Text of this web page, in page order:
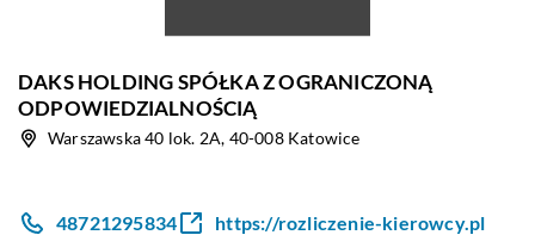
DAKS HOLDING SPÓŁKA Z OGRANICZONĄ
ODPOWIEDZIALNOŚCIĄ
Warszawska 40 lok. 2A, 40-008 Katowice
48721295834 https://rozliczenie-kierowcy.pl